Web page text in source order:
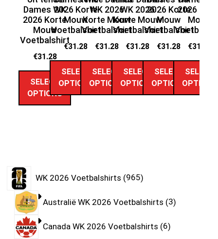
Dames WK
2026 Korte
Mouw
Voetbalshirt
€31.28
SELECT
OPTIONS
2026 Korte
Mouw
Voetbalshirt
€31.28
SELECT
OPTIONS
WK 2026
Korte Mouw
Voetbalshirt
€31.28
SELECT
OPTIONS
WK 2026
Korte Mouw
Voetbalshirt
€31.28
SELECT
OPTIONS
2026 Korte
Mouw
Voetbalshirt
€31.28
SELECT
OPTIONS
2026
Mouw
€31.28
SELECT
OPTIONS
WK 2026 Voetbalshirts 965
Australië WK 2026 Voetbalshirts 3
Canada WK 2026 Voetbalshirts 6